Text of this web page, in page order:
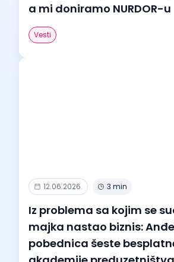
a mi doniramo NURDOR-u
Vesti
12.06.2026. 3 min
Iz problema sa kojim se
majka nastao biznis:
pobednica šeste